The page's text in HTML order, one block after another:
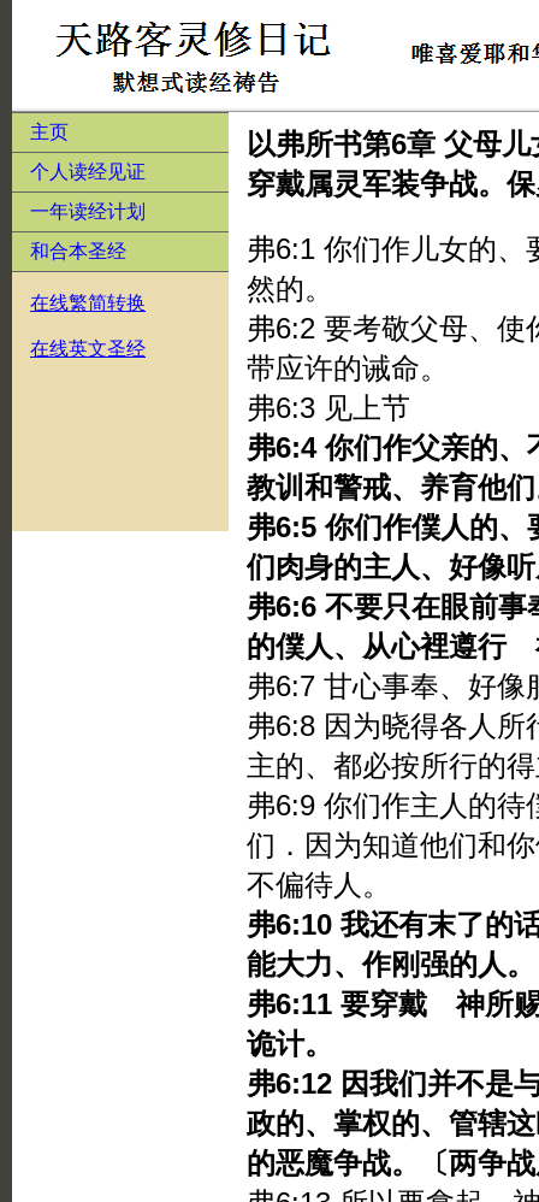
主页
个人读经见证
一年读经计划
和合本圣经
在线繁简转换
在线英文圣经
以弗所书第6章 父母
穿戴属灵军装争战。
弗6:1 你们作儿女的
然的。
弗6:2 要考敬父母、
带应许的诫命。
弗6:3 见上节
弗6:4 你们作父亲的
教训和警戒、养育他
弗6:5 你们作僕人的
们肉身的主人、好像
弗6:6 不要只在眼前
的僕人、从心裡遵行
弗6:7 甘心事奉、好
弗6:8 因为晓得各人
主的、都必按所行的
弗6:9 你们作主人的
们．因为知道他们和
不偏待人。
弗6:10 我还有末了的
能大力、作刚强的人。
弗6:11 要穿戴 神所
诡计。
弗6:12 因我们并不是
政的、掌权的、管辖
的恶魔争战。〔两争